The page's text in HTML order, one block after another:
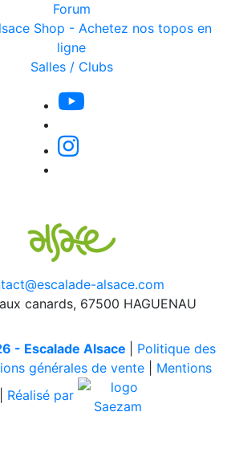
Forum
Shop - Achetez nos topos en
ligne
Salles / Clubs
alsace.com
canards, 67500 HAGUENAU
- Escalade Alsace
Politique des
générales de vente| Mentions
Réalisé par